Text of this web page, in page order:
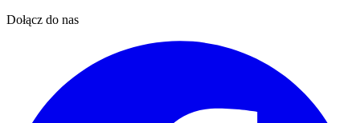
Dołącz do nas